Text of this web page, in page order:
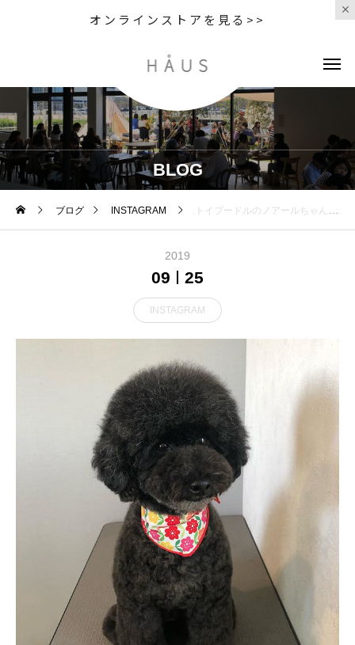
オンラインストアを見る>>
BLOG
ブログ INSTAGRAM .トイプードルのノアールちゃんシャンプーカットに来てくれました.スッキリアフロスタイルが良く似合ってます︎.ご来店ありがとうございました.GROOM HAUS松江市乃白町20270852-61-2885open 9:00close 18:00@haus_matsue#groomhause#haus_matsue #松江トリミングサロン #松江トリミング#松江ペット#松江ペットサロン #トリミングサロン#山陰#松江#島根
2019
09 25
INSTAGRAM